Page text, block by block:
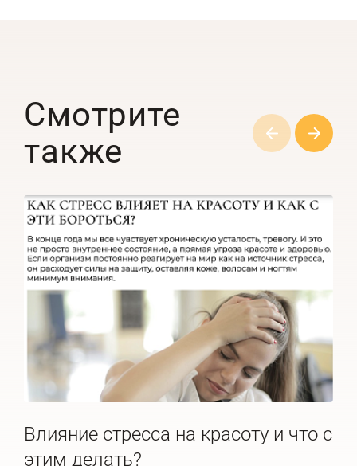
Смотрите
также
Влияние стресса на красоту и что с
этим делать?